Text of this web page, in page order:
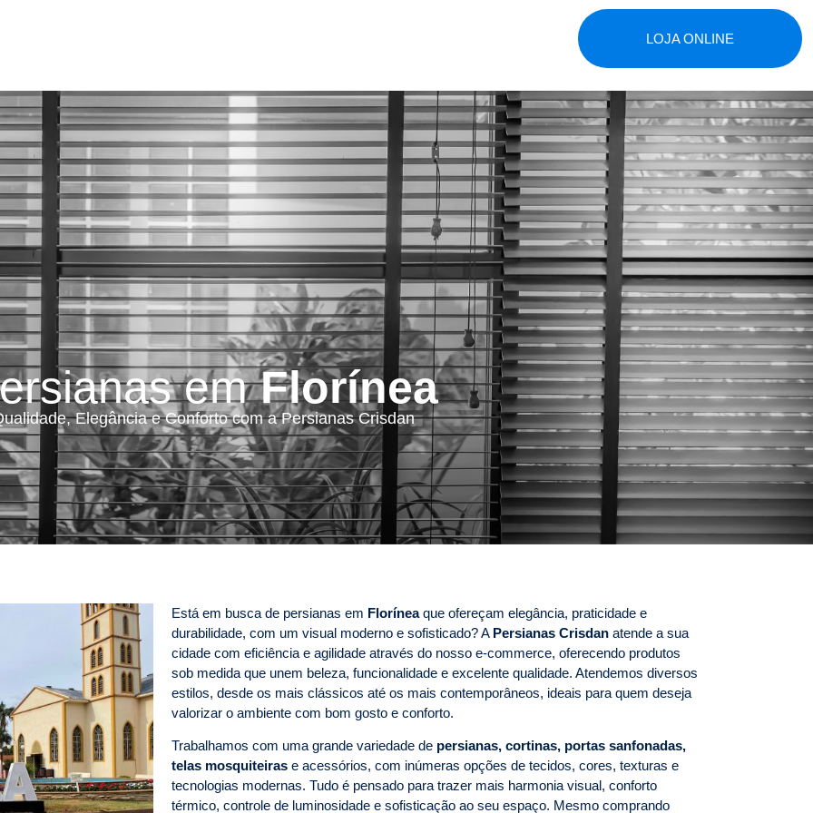
LOJA ONLINE
emFlorínea
Elegância e Conforto com a Persianas Crisdan
Está em busca de persianas em Floríneaque ofereçam elegância, praticidade e
durabilidade, com um visual moderno e sofisticado? A Persianas Crisdanatende a sua
cidade com eficiência e agilidade através do nosso e-commerce, oferecendo produtos
sob medida que unem beleza, funcionalidade e excelente qualidade. Atendemos diversos
estilos, desde os mais clássicos até os mais contemporâneos, ideais para quem deseja
valorizar o ambiente com bom gosto e conforto.
Trabalhamos com uma grande variedade de persianas, cortinas, portas sanfonadas,
telas mosquiteirase acessórios, com inúmeras opções de tecidos, cores, texturas e
tecnologias modernas. Tudo é pensado para trazer mais harmonia visual, conforto
térmico, controle de luminosidade e sofisticação ao seu espaço. Mesmo comprando